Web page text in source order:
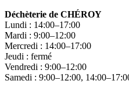
Déchèterie de CHÉROY
Lundi : 14:00–17:00
Mardi : 9:00–12:00
Mercredi : 14:00–17:00
Jeudi : fermé
Vendredi : 9:00–12:00
Samedi : 9:00–12:00,